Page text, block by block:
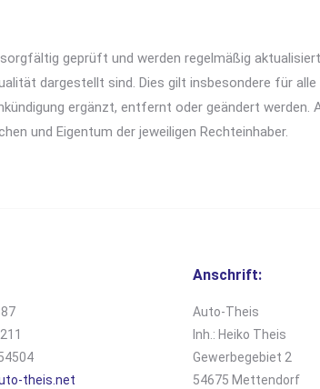
geprüft und werden regelmäßig
dargestellt sind. Dies gilt insbesondere für
ergänzt, entfernt oder geändert
und Eigentum der jeweiligen Rechteinhaber.
theis.net
Anschrift:
Auto-Theis
Inh.: Heiko Theis
Gewerbegebiet 2
54675 Mettendorf